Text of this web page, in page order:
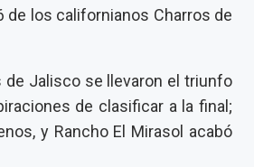
de los californianos Charros de
de Jalisco se llevaron el triunfo
de clasificar a la final;
y Rancho El Mirasol acabó